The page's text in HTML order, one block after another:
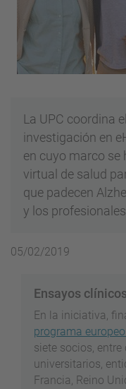
La UPC coordina
investigación en
en cuyo marco
virtual de salud
que padecen
y los
05/02/2019
Ensayos
En la iniciativa,
programa
siete socios,
universitarios,
Francia, Reino